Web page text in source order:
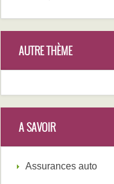
AUTRE THÈME
A SAVOIR
Assurances auto